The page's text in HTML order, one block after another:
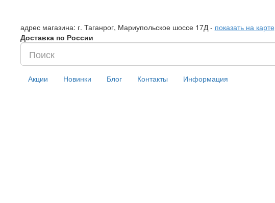
адрес магазина: г. Таганрог, Мариупольское шоссе 17Д - показать на карте
Доставка по России
Акции Новинки Блог Контакты Информация